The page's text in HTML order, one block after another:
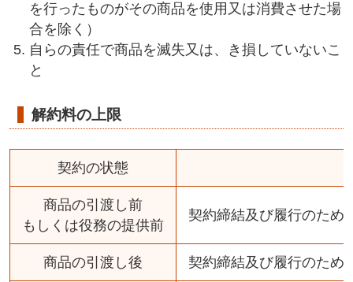
を行ったものがその商品を使用又は消費させた場
合を除く）
自らの責任で商品を滅失又は、き損していないこ
と
解約料の上限
契約の状態
商品の引渡し前
もしくは役務の提供前
契約締結及び履行のため
商品の引渡し後 契約締結及び履行のため